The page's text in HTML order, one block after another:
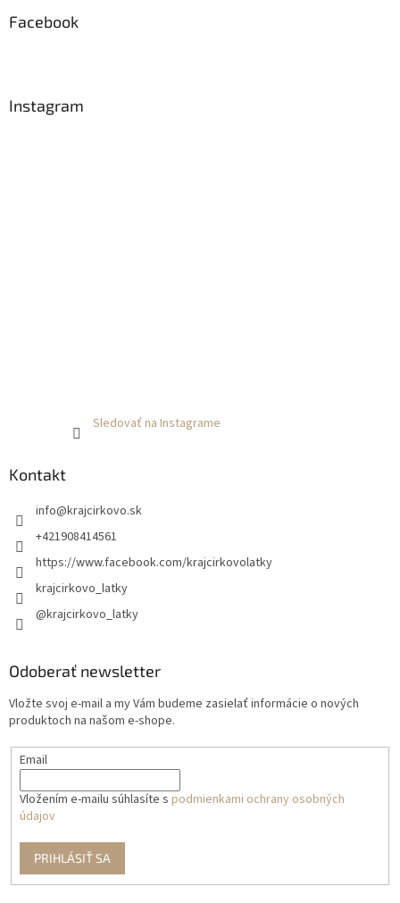
Facebook
Instagram
Sledovať na Instagrame
Kontakt
info@krajcirkovo.sk
+421908414561
https://www.facebook.com/krajcirkovolatky
krajcirkovo_latky
@krajcirkovo_latky
Odoberať newsletter
Vložte svoj e-mail a my Vám budeme zasielať informácie o nových
produktoch na našom e-shope.
Email
Vložením e-mailu súhlasíte s podmienkami ochrany osobných
údajov
PRIHLÁSIŤ SA